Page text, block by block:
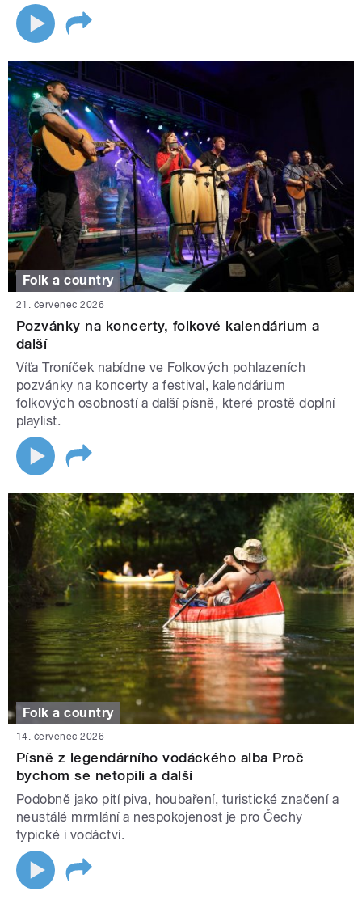
Folk a country
21. červenec 2026
Pozvánky na koncerty, folkové kalendárium a
další
Víťa Troníček nabídne ve Folkových pohlazeních
pozvánky na koncerty a festival, kalendárium
folkových osobností a další písně, které prostě doplní
playlist.
Folk a country
14. červenec 2026
Písně z legendárního vodáckého alba Proč
bychom se netopili a další
Podobně jako pití piva, houbaření, turistické značení a
neustálé mrmlání a nespokojenost je pro Čechy
typické i vodáctví.